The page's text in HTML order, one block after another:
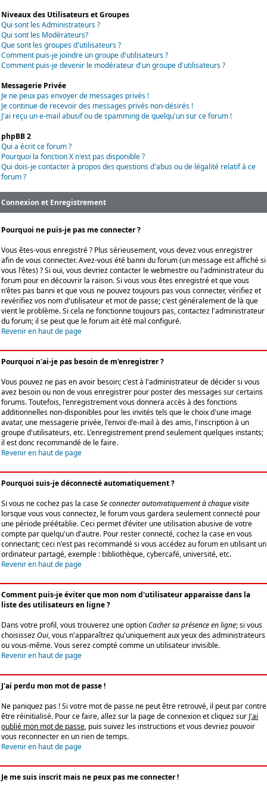
Niveaux des Utilisateurs et Groupes
Qui sont les Administrateurs ?
Qui sont les Modérateurs?
Que sont les groupes d'utilisateurs ?
Comment puis-je joindre un groupe d'utilisateurs ?
Comment puis-je devenir le modérateur d'un groupe d'utilisateurs ?
Messagerie Privée
Je ne peux pas envoyer de messages privés !
Je continue de recevoir des messages privés non-désirés !
J'ai reçu un e-mail abusif ou de spamming de quelqu'un sur ce forum !
phpBB 2
Qui a écrit ce forum ?
Pourquoi la fonction X n'est pas disponible ?
Qui dois-je contacter à propos des questions d'abus ou de légalité relatif à ce
forum ?
Connexion et Enregistrement
Pourquoi ne puis-je pas me connecter ?
Vous êtes-vous enregistré ? Plus sérieusement, vous devez vous enregistrer
afin de vous connecter. Avez-vous été banni du forum (un message est affiché si
vous l'êtes) ? Si oui, vous devriez contacter le webmestre ou l'administrateur du
forum pour en découvrir la raison. Si vous vous êtes enregistré et que vous
n'êtes pas banni et que vous ne pouvez toujours pas vous connecter, vérifiez et
revérifiez vos nom d'utilisateur et mot de passe; c'est généralement de là que
vient le problème. Si cela ne fonctionne toujours pas, contactez l'administrateur
du forum; il se peut que le forum ait été mal configuré.
Revenir en haut de page
Pourquoi n'ai-je pas besoin de m'enregistrer ?
Vous pouvez ne pas en avoir besoin; c'est à l'administrateur de décider si vous
avez besoin ou non de vous enregistrer pour poster des messages sur certains
forums. Toutefois, l'enregistrement vous donnera accès à des fonctions
additionnelles non-disponibles pour les invités tels que le choix d'une image
avatar, une messagerie privée, l'envoi d'e-mail à des amis, l'inscription à un
groupe d'utilisateurs, etc. L'enregistrement prend seulement quelques instants;
il est donc recommandé de le faire.
Revenir en haut de page
Pourquoi suis-je déconnecté automatiquement ?
Si vous ne cochez pas la caseSe connecter automatiquement à chaque visite
lorsque vous vous connectez, le forum vous gardera seulement connecté pour
une période préétablie. Ceci permet d'éviter une utilisation abusive de votre
compte par quelqu'un d'autre. Pour rester connecté, cochez la case en vous
connectant; ceci n'est pas recommandé si vous accédez au forum en utilisant un
ordinateur partagé, exemple : bibliothèque, cybercafé, université, etc.
Revenir en haut de page
Comment puis-je éviter que mon nom d'utilisateur apparaisse dans la
liste des utilisateurs en ligne ?
Dans votre profil, vous trouverez une optionCacher sa présence en ligne; si vous
choisissezOui, vous n'apparaîtrez qu'uniquement aux yeux des administrateurs
ou vous-même. Vous serez compté comme un utilisateur invisible.
Revenir en haut de page
J'ai perdu mon mot de passe !
Ne paniquez pas ! Si votre mot de passe ne peut être retrouvé, il peut par contre
être réinitialisé. Pour ce faire, allez sur la page de connexion et cliquez sur J'ai
oublié mon mot de passe, puis suivez les instructions et vous devriez pouvoir
vous reconnecter en un rien de temps.
Revenir en haut de page
Je me suis inscrit mais ne peux pas me connecter !